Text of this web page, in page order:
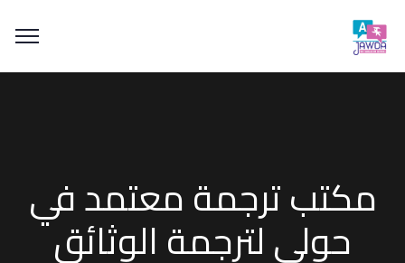
مكتب ترجمة معتمد في
حولي لترجمة الوثائق